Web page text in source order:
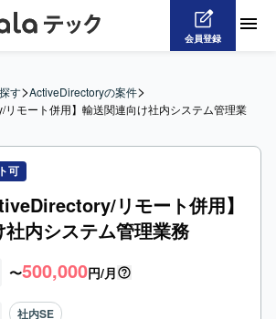
会員登録
す>ActiveDirectoryの案件>
リモート併用】輸送関連向け社内システム管理業
可
リモート併用】
内システム管理業務
〜500,000円/月
社内SE